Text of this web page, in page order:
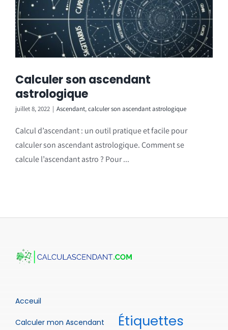
Calculer son ascendant
astrologique
juillet 8, 2022 | Ascendant,calculer son ascendant astrologique
Calcul d’ascendant : un outil pratique et facile pour
calculer son ascendant astrologique. Comment se
calcule l’ascendant astro ? Pour ...
Acceuil
Calculer mon Ascendant Étiquettes